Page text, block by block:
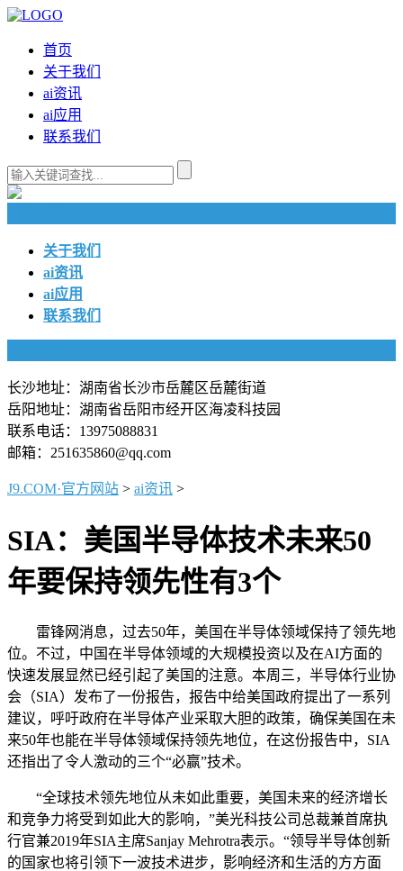
首页
关于我们
ai资讯
ai应用
联系我们
关于我们
ai资讯
ai应用
联系我们
长沙地址：湖南省长沙市岳麓区岳麓街道
岳阳地址：湖南省岳阳市经开区海凌科技园
联系电话：13975088831
邮箱：251635860@qq.com
J9.COM·官方网站 > ai资讯 >
SIA：美国半导体技术未来50
年要保持领先性有3个
雷锋网消息，过去50年，美国在半导体领域保持了领先地
位。不过，中国在半导体领域的大规模投资以及在AI方面的
快速发展显然已经引起了美国的注意。本周三，半导体行业协
会（SIA）发布了一份报告，报告中给美国政府提出了一系列
建议，呼吁政府在半导体产业采取大胆的政策，确保美国在未
来50年也能在半导体领域保持领先地位，在这份报告中，SIA
还指出了令人激动的三个“必赢”技术。
“全球技术领先地位从未如此重要，美国未来的经济增长
和竞争力将受到如此大的影响，”美光科技公司总裁兼首席执
行官兼2019年SIA主席Sanjay Mehrotra表示。“领导半导体创新
的国家也将引领下一波技术进步，影响经济和生活的方方面